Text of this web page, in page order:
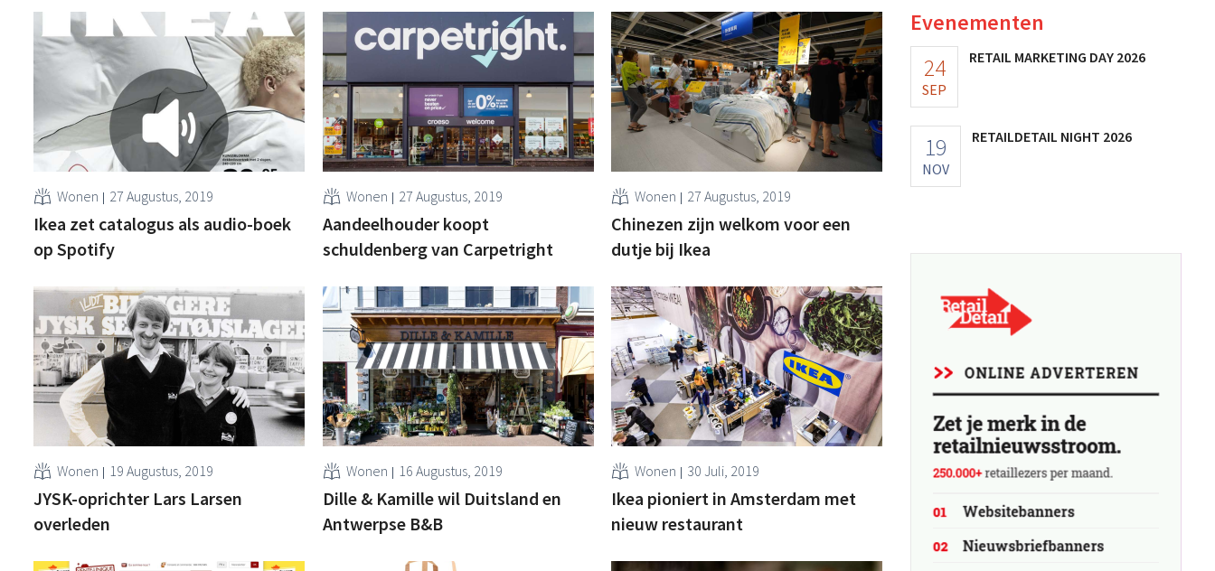
Wonen 27 Augustus, 2019
Ikea zet catalogus als audio-boek
op Spotify
Wonen 27 Augustus, 2019
Aandeelhouder koopt
schuldenberg van Carpetright
Wonen 27 Augustus, 2019
Chinezen zijn welkom voor een
dutje bij Ikea
Wonen 19 Augustus, 2019
JYSK-oprichter Lars Larsen
overleden
Wonen 16 Augustus, 2019
Dille & Kamille wil Duitsland en
Antwerpse B&B
Wonen 30 Juli, 2019
Ikea pioniert in Amsterdam met
nieuw restaurant
Evenementen
24
SEP
RETAIL MARKETING DAY 2026
19
NOV
RETAILDETAIL NIGHT 2026